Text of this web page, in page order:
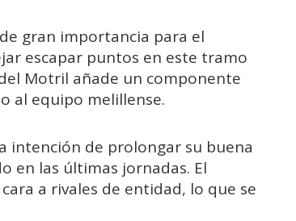
gran importancia para el
escapar puntos en este tramo
Motril añade un componente
al equipo melillense.
intención de prolongar su buena
en las últimas jornadas. El
a rivales de entidad, lo que se